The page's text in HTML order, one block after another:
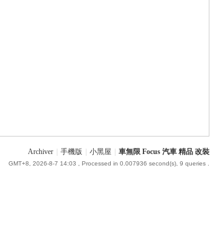
Archiver 手機版 小黑屋 車無限 Focus 汽車 精品 改裝
GMT+8, 2026-8-7 14:03 , Processed in 0.007936 second(s), 9 queries .